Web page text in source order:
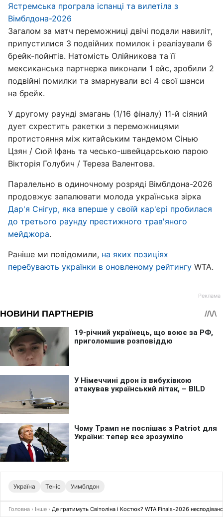
Ястремська програла іспанці та вилетіла з
Вімблдона-2026
Загалом за матч переможниці двічі подали навиліт,
припустилися 3 подвійних помилок і реалізували 6
брейк-пойнтів. Натомість Олійникова та її
мексиканська партнерка виконали 1 ейс, зробили 2
подвійні помилки та змарнували всі 4 свої шанси
на брейк.
У другому раунді змагань (1/16 фіналу) 11-й сіяний
дует схрестить ракетки з переможницями
протистояння між китайським тандемом Сінью
Цзян / Сюй Іфань та чесько-швейцарською парою
Вікторія Голубич / Тереза Валентова.
Паралельно в одиночному розряді Вімблдона-2026
продовжує запалювати молода українська зірка
Дар'я Снігур, яка вперше у своїй кар'єрі пробилася
до третього раунду престижного трав'яного
мейджора.
Раніше ми повідомили, на яких позиціях
перебувають українки в оновленому рейтингу WTA.
Україна Теніс Уимблдон
Головна › Інше › Де гратимуть Світоліна і Костюк? WTA Finals-2026